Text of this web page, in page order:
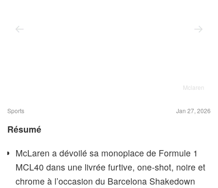
Mclaren
Sports Jan 27, 2026
Résumé
McLaren a dévoilé sa monoplace de Formule 1
MCL40 dans une livrée furtive, one‑shot, noire et
chrome à l’occasion du Barcelona Shakedown